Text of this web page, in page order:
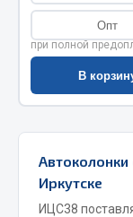
Слесарный
Столярный
Весь раздел
Цепи
Опт
при полной
В
Автоколонки
Иркутске
ИЦС38